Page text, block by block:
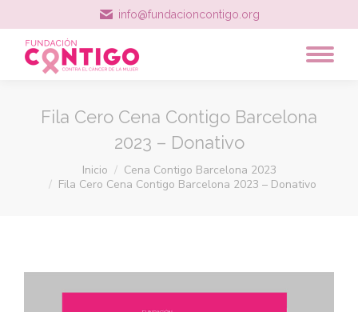
info@fundacioncontigo.org
Fila Cero Cena Contigo Barcelona
2023 – Donativo
Estás aquí:Inicio
Cena Contigo Barcelona 2023
Fila Cero Cena Contigo Barcelona 2023 – Donativo